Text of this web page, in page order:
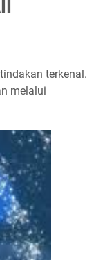
terkenal.
melalui